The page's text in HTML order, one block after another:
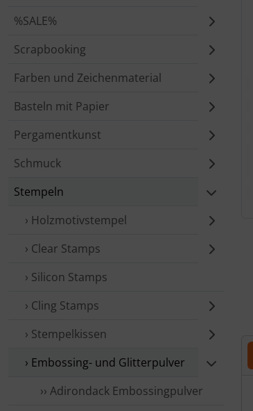
%SALE%
Scrapbooking
Farben und Zeichenmaterial
Basteln mit Papier
Pergamentkunst
Schmuck
Stempeln
› Holzmotivstempel
› Clear Stamps
› Silicon Stamps
› Cling Stamps
› Stempelkissen
› Embossing- und Glitterpulver
›› Adirondack Embossingpulver